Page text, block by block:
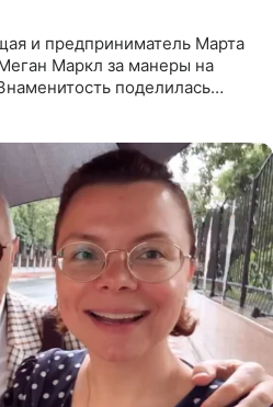
и предприниматель Марта
Маркл за манеры на
поделилась